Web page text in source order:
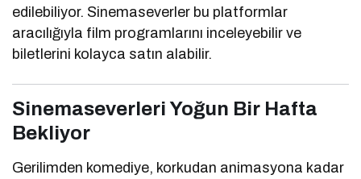
edilebiliyor. Sinemaseverler bu platformlar
aracılığıyla film programlarını inceleyebilir ve
biletlerini kolayca satın alabilir.
Sinemaseverleri Yoğun Bir Hafta
Bekliyor
Gerilimden komediye, korkudan animasyona kadar